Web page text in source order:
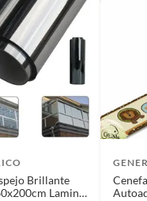
Brillante
Lamina